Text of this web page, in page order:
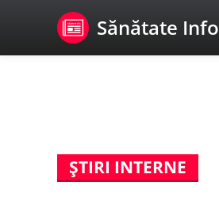
Sănătate Info
ŞTIRI INTERNE